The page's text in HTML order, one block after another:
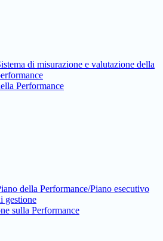
di misurazione e valutazione della
Performance
della Performance/Piano esecutivo
gestione
sulla Performance